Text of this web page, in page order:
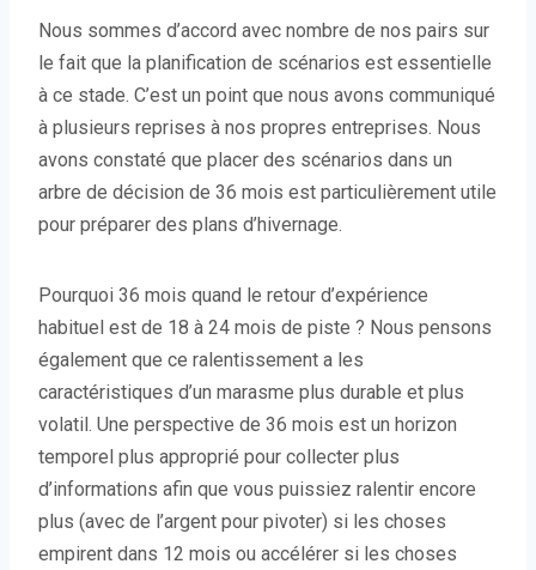
Nous sommes d’accord avec nombre de nos pairs sur
le fait que la planification de scénarios est essentielle
à ce stade. C’est un point que nous avons communiqué
à plusieurs reprises à nos propres entreprises. Nous
avons constaté que placer des scénarios dans un
arbre de décision de 36 mois est particulièrement utile
pour préparer des plans d’hivernage.
Pourquoi 36 mois quand le retour d’expérience
habituel est de 18 à 24 mois de piste ? Nous pensons
également que ce ralentissement a les
caractéristiques d’un marasme plus durable et plus
volatil. Une perspective de 36 mois est un horizon
temporel plus approprié pour collecter plus
d’informations afin que vous puissiez ralentir encore
plus (avec de l’argent pour pivoter) si les choses
empirent dans 12 mois ou accélérer si les choses